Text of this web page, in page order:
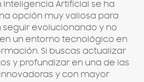
Inteligencia Artificial se ha
opción muy valiosa para
seguir evolucionando y no
un entorno tecnológico en
Si buscas actualizar
y profundizar en una de las
y con mayor